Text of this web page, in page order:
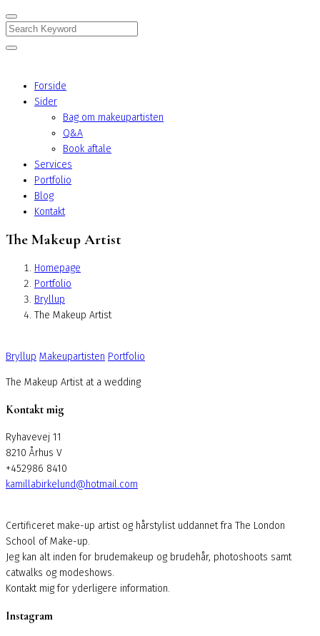
Search
Forside
Sider
Bag om makeupartisten
Q&A
Book aftale
Services
Portfolio
Blog
Kontakt
The Makeup Artist
Homepage
Portfolio
Bryllup
The Makeup Artist
Bryllup Makeupartisten Portfolio
The Makeup Artist at a wedding
Kontakt mig
Ryhavevej 11
8210 Århus V
+452986 8410
kamillabirkelund@hotmail.com
Certificeret make-up artist og hårstylist uddannet fra The London
School of Make-up.
Jeg kan alt inden for brudemakeup og brudehår, photoshoots samt
catwalks og modeshows.
Kontakt mig for yderligere information.
Instagram